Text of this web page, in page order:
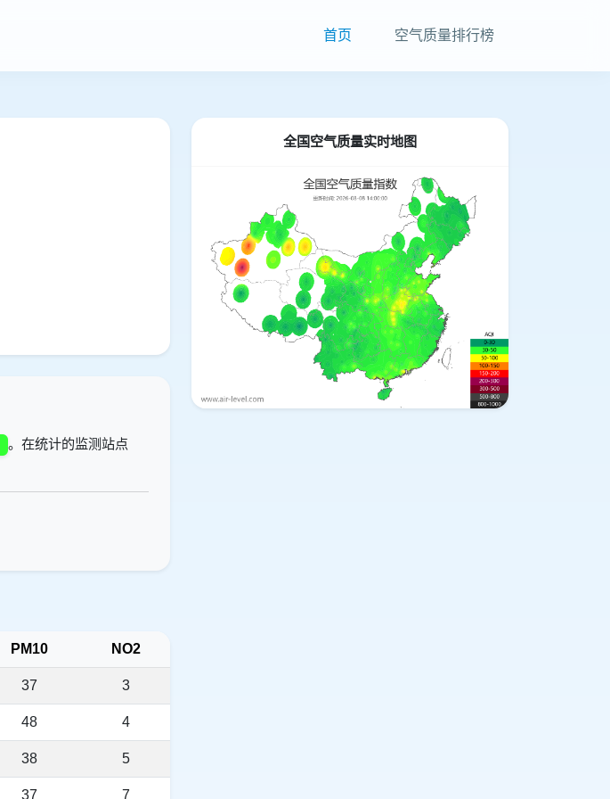
首页 空气质量排行榜
。在统计的监测站点
PM10 NO2
37 3
48 4
38 5
37 7
全国空气质量实时地图